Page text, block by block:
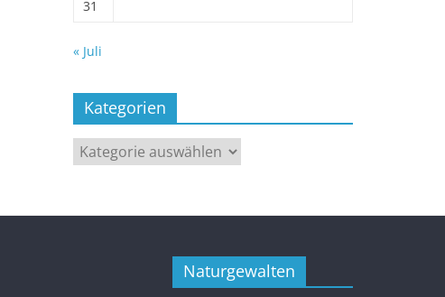
31
« Juli
Kategorien
Kategorien
Naturgewalten